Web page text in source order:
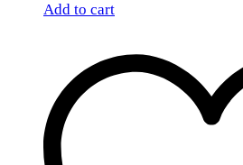
Add to cart